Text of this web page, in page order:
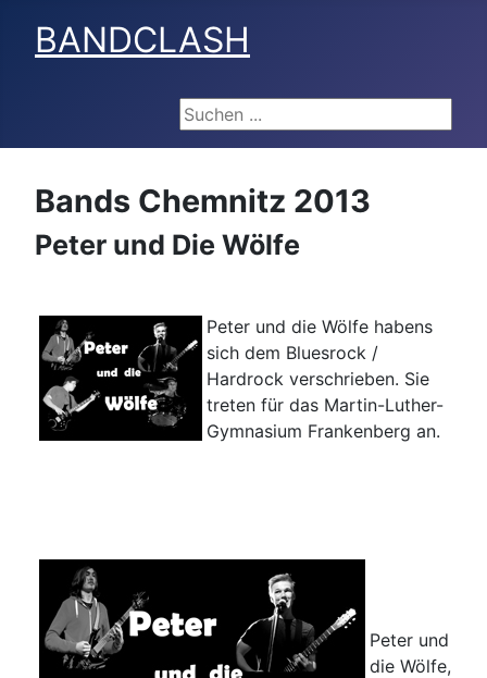
BANDCLASH
Suchen ...
Bands Chemnitz 2013
Peter und Die Wölfe
Peter und die Wölfe habens
sich dem Bluesrock /
Hardrock verschrieben. Sie
treten für das Martin-Luther-
Gymnasium Frankenberg an.
Peter und
die Wölfe,